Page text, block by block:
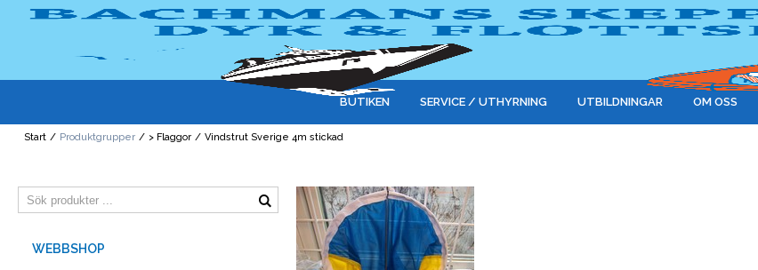
BUTIKEN SERVICE / UTHYRNING UTBILDNINGAR OM OSS
Start / Produktgrupper / > Flaggor / Vindstrut Sverige 4m stickad